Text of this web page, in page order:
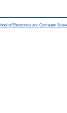
of Electronics and Computer